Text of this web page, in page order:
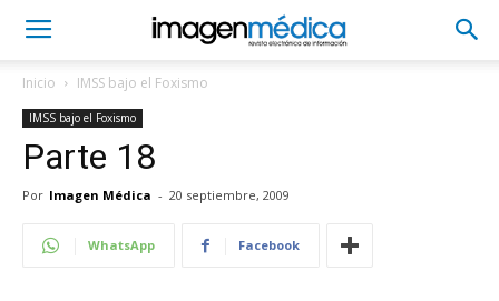
Inicio IMSS bajo el Foxismo
IMSS bajo el Foxismo
Parte 18
Por Imagen Médica - 20 septiembre, 2009
WhatsApp Facebook